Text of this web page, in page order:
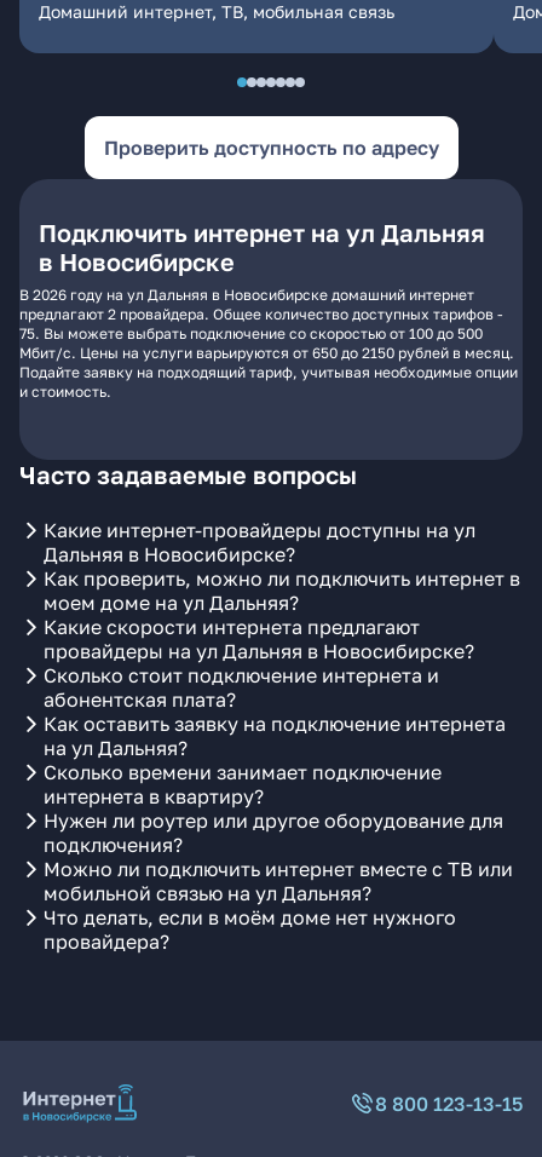
Домашний интернет, ТВ, мобильная связь
Проверить доступность по адресу
Подключить интернет на ул Дальняя
в Новосибирске
В 2026 году на ул Дальняя в Новосибирске домашний интернет
предлагают 2 провайдера. Общее количество доступных тарифов -
75. Вы можете выбрать подключение со скоростью от 100 до 500
Мбит/с. Цены на услуги варьируются от 650 до 2150 рублей в месяц.
Подайте заявку на подходящий тариф, учитывая необходимые опции
и стоимость.
Часто задаваемые вопросы
Какие интернет-провайдеры доступны на ул
Дальняя в Новосибирске?
Как проверить, можно ли подключить интернет в
моем доме на ул Дальняя?
Какие скорости интернета предлагают
провайдеры на ул Дальняя в Новосибирске?
Сколько стоит подключение интернета и
абонентская плата?
Как оставить заявку на подключение интернета
на ул Дальняя?
Сколько времени занимает подключение
интернета в квартиру?
Нужен ли роутер или другое оборудование для
подключения?
Можно ли подключить интернет вместе с ТВ или
мобильной связью на ул Дальняя?
Что делать, если в моём доме нет нужного
провайдера?
8 800 123-13-15